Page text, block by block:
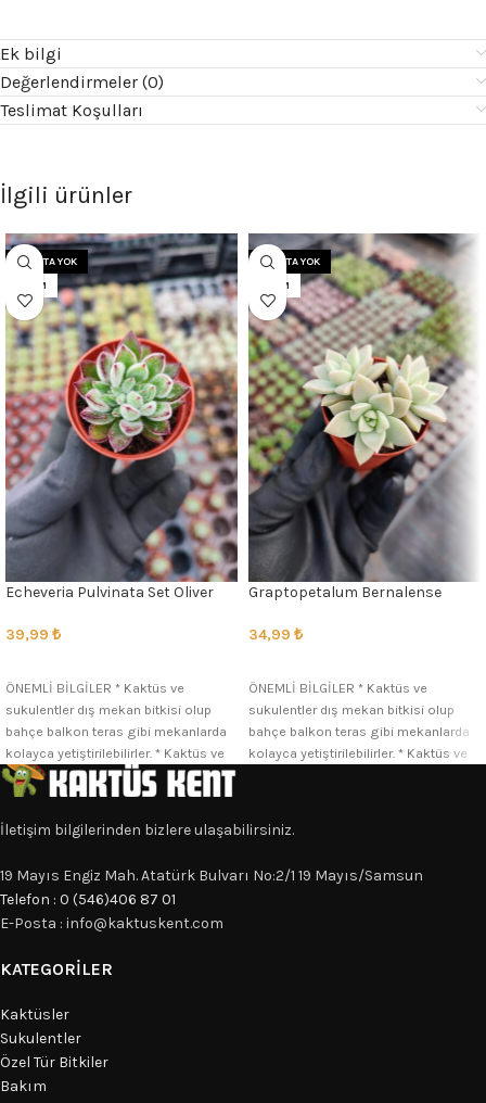
Ek bilgi
Değerlendirmeler (0)
Teslimat Koşulları
İlgili ürünler
STOKTA YOK
5.5CM
Echeveria Pulvinata Set Oliver
39,99 ₺
ÖNEMLİ BİLGİLER * Kaktüs ve
sukulentler dış mekan bitkisi olup
bahçe balkon teras gibi mekanlarda
kolayca yetiştirilebilirler. * Kaktüs ve
STOKTA YOK
5.5CM
Graptopetalum Bernalense
34,99 ₺
ÖNEMLİ BİLGİLER * Kaktüs ve
sukulentler dış mekan bitkisi olup
bahçe balkon teras gibi mekanlarda
kolayca yetiştirilebilirler. * Kaktüs ve
İletişim bilgilerinden bizlere ulaşabilirsiniz.
19 Mayıs Engiz Mah. Atatürk Bulvarı No:2/1 19 Mayıs/Samsun
Telefon : 0 (546)406 87 01
E-Posta : info@kaktuskent.com
KATEGORILER
Kaktüsler
Sukulentler
Özel Tür Bitkiler
Bakım